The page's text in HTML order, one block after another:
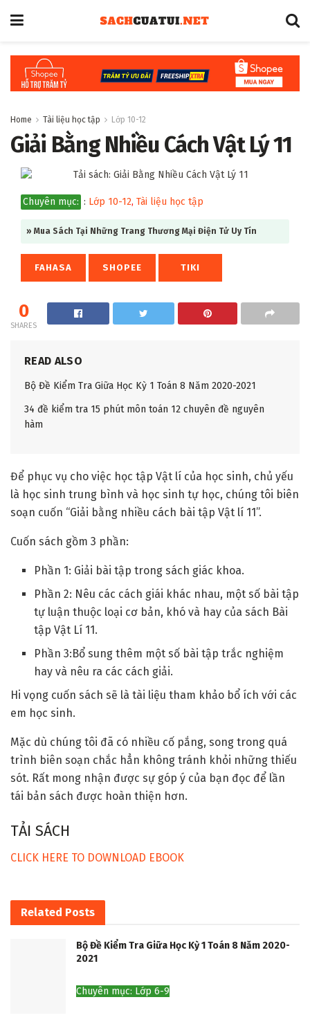
Home Tài liệu học tập Lớp 10-12
Giải Bằng Nhiều Cách Vật Lý 11
Chuyên mục: : Lớp 10-12, Tài liệu học tập
» Mua Sách Tại Những Trang Thương Mại Điện Tử Uy Tín
FAHASA SHOPEE TIKI
0
SHARES
READ ALSO
Bộ Đề Kiểm Tra Giữa Học Kỳ 1 Toán 8 Năm 2020-2021
34 đề kiểm tra 15 phút môn toán 12 chuyên đề nguyên
hàm
Để phục vụ cho việc học tập Vật lí của học sinh, chủ yếu
là học sinh trung bình và học sinh tự học, chúng tôi biên
soạn cuốn “Giải bằng nhiều cách bài tập Vật lí 11”.
Cuốn sách gồm 3 phần:
Phần 1: Giải bài tập trong sách giác khoa.
Phần 2: Nêu các cách giái khác nhau, một số bài tập
tự luận thuộc loại cơ bản, khó và hay của sách Bài
tập Vật Lí 11.
Phần 3:Bổ sung thêm một số bài tập trắc nghiệm
hay và nêu ra các cách giải.
Hi vọng cuốn sách sẽ là tài liệu tham khảo bổ ích với các
em học sinh.
Mặc dù chúng tôi đã có nhiều cố pắng, song trong quá
trình biên soạn chắc hẳn không tránh khỏi những thiếu
sót. Rất mong nhận được sự góp ý của bạn đọc để lần
tái bản sách được hoàn thiện hơn.
TẢI SÁCH
CLICK HERE TO DOWNLOAD EBOOK
Related Posts
Bộ Đề Kiểm Tra Giữa Học Kỳ 1 Toán 8 Năm 2020-
2021
Chuyên mục: Lớp 6-9